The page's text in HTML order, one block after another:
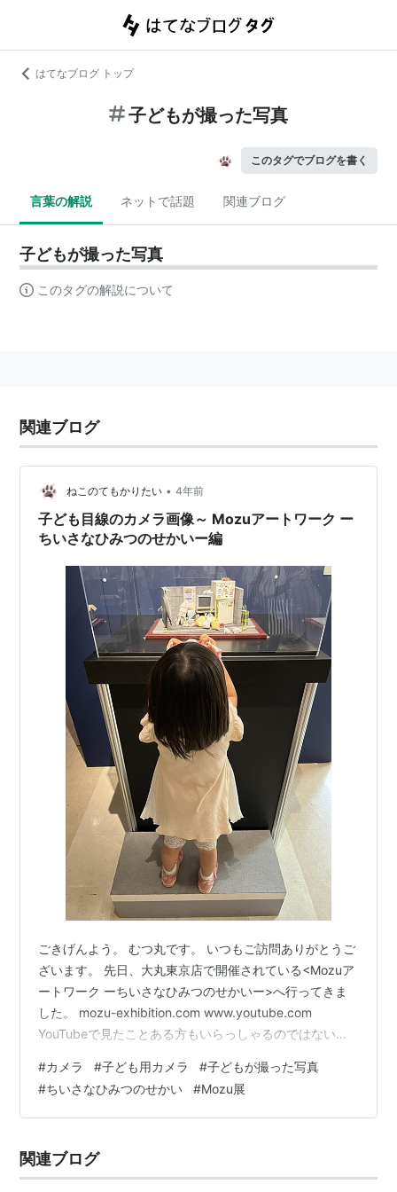
はてなブログ トップ
子どもが撮った写真
このタグでブログを書く
言葉の解説 ネットで話題 関連ブログ
子どもが撮った写真
このタグの解説について
関連ブログ
ねこのてもかりたい • 4年前
子ども目線のカメラ画像～ Mozuアートワーク ー
ちいさなひみつのせかいー編
ごきげんよう。 むつ丸です。 いつもご訪問ありがとうご
ざいます。 先日、大丸東京店で開催されている<Mozuア
ートワーク ーちいさなひみつのせかいー>へ行ってきま
した。 mozu-exhibition.com www.youtube.com
YouTubeで見たことある方もいらっしゃるのではないで
幼稚園の夏期保育が午前のみだったので、お嬢もつれて3
人で行ってきました。 でも、それが正解でした＾＾ 誕生
日プレゼントの子どもカメラ 先日の誕生日に、ジジ＆バ
それからというもの、毎日カメラで写真を…
#カメラ #子ども用カメラ #子どもが撮った写真
#ちいさなひみつのせかい #Mozu展
関連ブログ